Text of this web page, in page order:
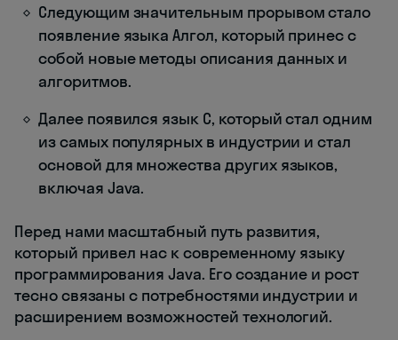
Следующим значительным прорывом стало
появление языка Алгол, который принес с
собой новые методы описания данных и
алгоритмов.
Далее появился язык С, который стал одним
из самых популярных в индустрии и стал
основой для множества других языков,
включая Java.
Перед нами масштабный путь развития,
который привел нас к современному языку
программирования Java. Его создание и рост
тесно связаны с потребностями индустрии и
расширением возможностей технологий.